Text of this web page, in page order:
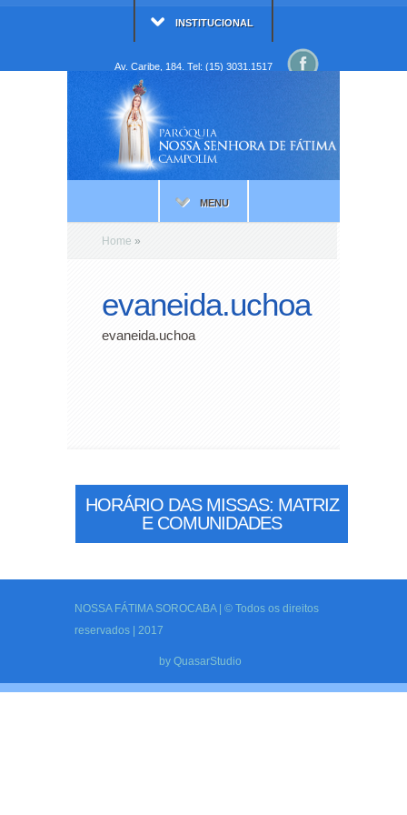
INSTITUCIONAL
Av. Caribe, 184. Tel: (15) 3031.1517
MENU
Home »
evaneida.uchoa
evaneida.uchoa
HORÁRIO DAS MISSAS: MATRIZ
E COMUNIDADES
NOSSA FÁTIMA SOROCABA | © Todos os direitos
reservados | 2017
by QuasarStudio